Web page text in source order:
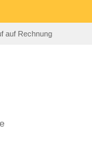
auf Rechnung